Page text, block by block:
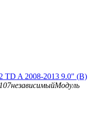
TD A 2008-2013 9.0" (B)